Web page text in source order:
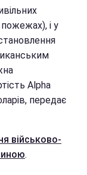
і у
Alpha
передає
військово-
.